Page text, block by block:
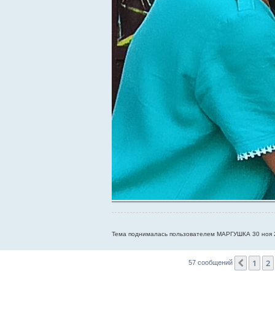
Тема поднималась пользователем МАРГУШКА 30 ноя
57 сообщений Пред.
1 2